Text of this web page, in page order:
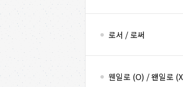
로서 / 로써
웬일로 (O) / 왠일로